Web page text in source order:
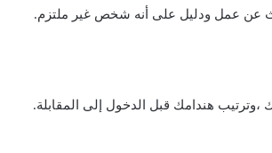
عن عمل ودليل على أنه شخص غير ملتزم.